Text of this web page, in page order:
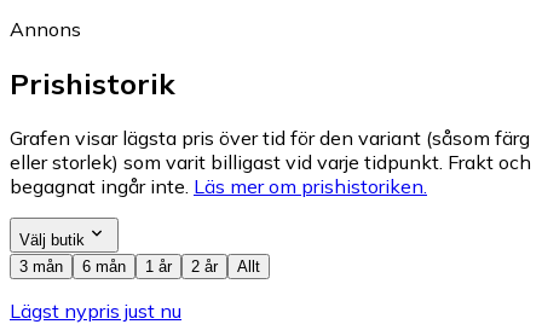
Annons
Prishistorik
Grafen visar lägsta pris över tid för den variant (såsom färg
eller storlek) som varit billigast vid varje tidpunkt. Frakt och
begagnat ingår inte. Läs mer om prishistoriken.
Välj butik
3 mån
6 mån 1 år 2 år Allt
Lägst nypris just nu